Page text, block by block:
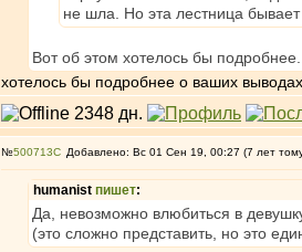
не шла. Но эта лестница
Вот об этом хотелось бы подробнее.
хотелось бы подробнее о ваших
№500713 Добавлено: Вс 01 Сен 19, 00:27 (7 лет
humanist пишет:
Да, невозможно влюбиться в
(это сложно представить, но это